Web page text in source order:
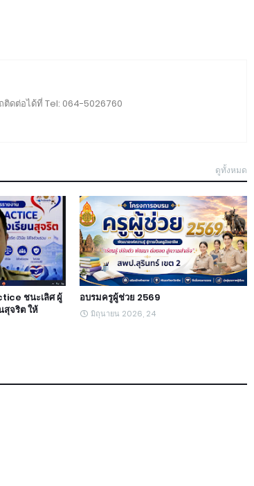
ติดต่อได้ที่ Tel: 064-5026760
ดูทั้งหมด
ชนะเลิศ ผู้
สุจริต ให้
อบรมครูผู้ช่วย 2569
มิถุนายน 2026, 24